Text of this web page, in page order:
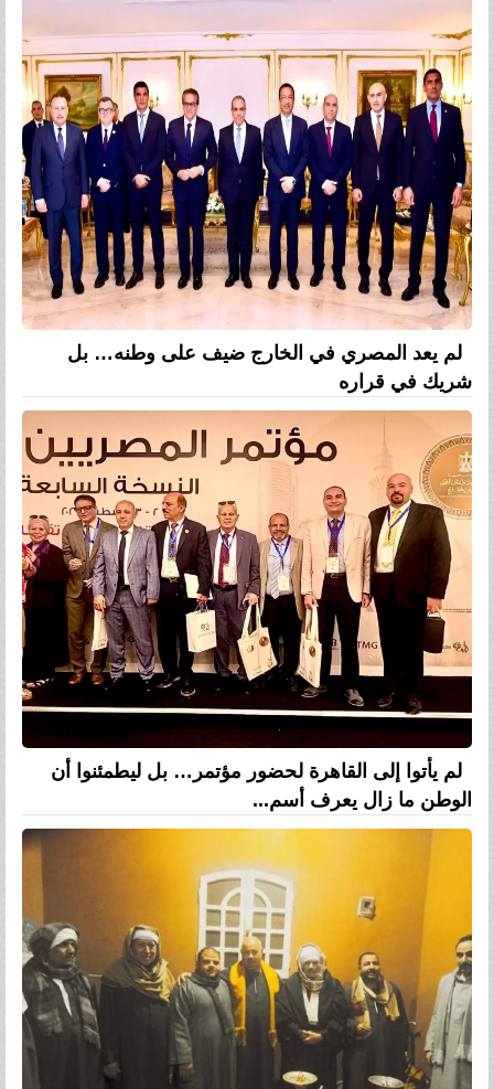
لم يعد المصري في الخارج ضيف على وطنه… بل
شريك في قراره
لم يأتوا إلى القاهرة لحضور مؤتمر… بل ليطمئنوا أن
الوطن ما زال يعرف أسم...